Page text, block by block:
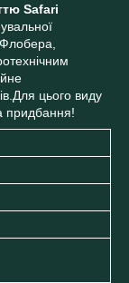
Safari
цього виду
придбання!